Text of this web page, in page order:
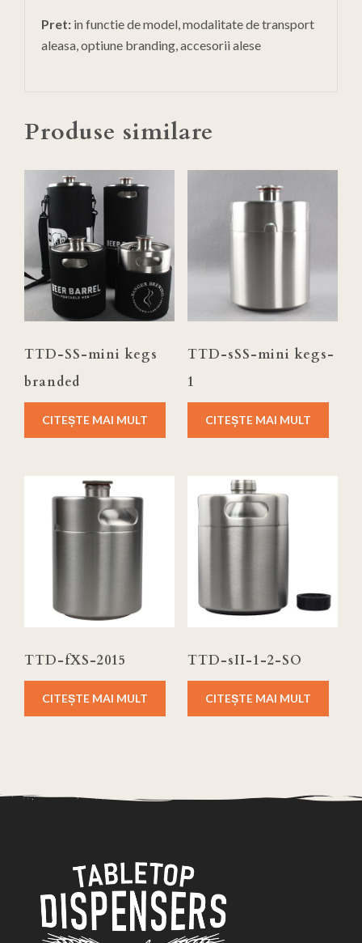
Pret: in functie de model, modalitate de transport
aleasa, optiune branding, accesorii alese
Produse similare
TTD-SS-mini kegs
branded
CITEȘTE MAI MULT
TTD-sSS-mini kegs-
1
CITEȘTE MAI MULT
TTD-fXS-2015
CITEȘTE MAI MULT
TTD-sII-1-2-SO
CITEȘTE MAI MULT